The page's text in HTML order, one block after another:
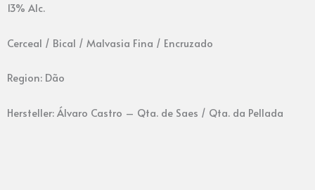
13% Alc.
Cerceal / Bical / Malvasia Fina / Encruzado
Region: Dão
Hersteller: Álvaro Castro – Qta. de Saes / Qta. da Pellada